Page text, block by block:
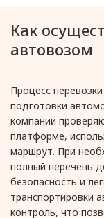
Как
автовозом
Процесс
подготовки
компании
платформе,
маршрут. При
полный перечень
безопасность и
транспортировки
контроль, что